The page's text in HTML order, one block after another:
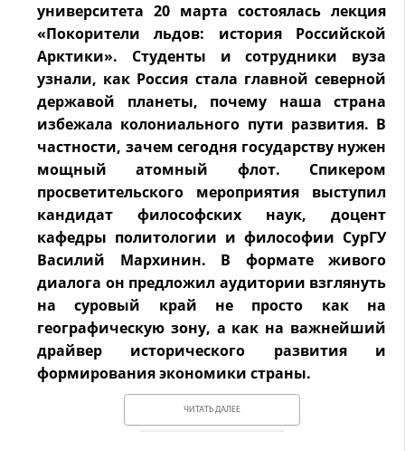
университета 20 марта состоялась лекция
«Покорители льдов: история Российской
Арктики». Студенты и сотрудники вуза
узнали, как Россия стала главной северной
державой планеты, почему наша страна
избежала колониального пути развития. В
частности, зачем сегодня государству нужен
мощный атомный флот. Спикером
просветительского мероприятия выступил
кандидат философских наук, доцент
кафедры политологии и философии СурГУ
Василий Мархинин. В формате живого
диалога он предложил аудитории взглянуть
на суровый край не просто как на
географическую зону, а как на важнейший
драйвер исторического развития и
формирования экономики страны.
ЧИТАТЬ ДАЛЕЕ